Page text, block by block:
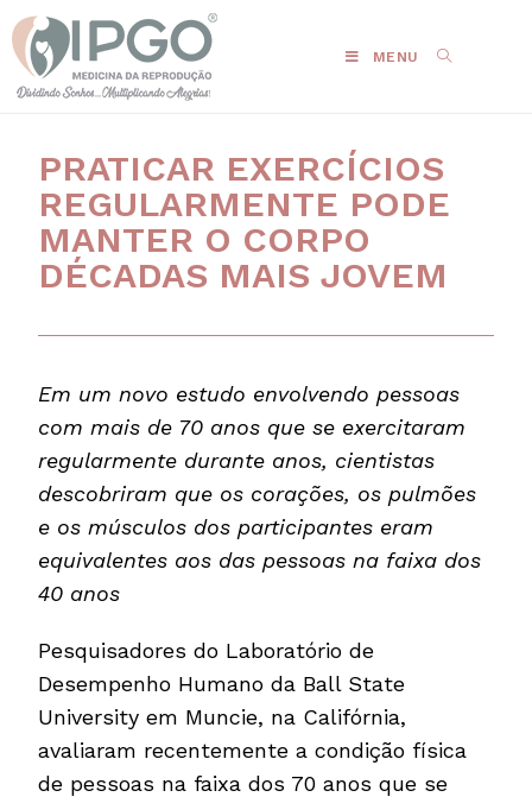
MENU
PRATICAR EXERCÍCIOS
REGULARMENTE PODE
MANTER O CORPO
DÉCADAS MAIS JOVEM
Em um novo estudo envolvendo pessoas
com mais de 70 anos que se exercitaram
regularmente durante anos, cientistas
descobriram que os corações, os pulmões
e os músculos dos participantes eram
equivalentes aos das pessoas na faixa dos
40 anos
Pesquisadores do Laboratório de
Desempenho Humano da Ball State
University em Muncie, na Califórnia,
avaliaram recentemente a condição física
de pessoas na faixa dos 70 anos que se